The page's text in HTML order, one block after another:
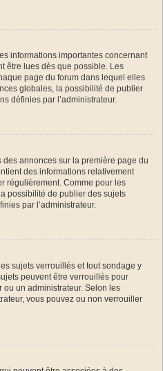
informations importantes concernant
être lues dès que possible. Les
page du forum dans lequel elles
globales, la possibilité de publier
définies par l’administrateur.
annonces sur la première page du
des informations relativement
régulièrement. Comme pour les
possibilité de publier des sujets
par l’administrateur.
sujets verrouillés et tout sondage y
peuvent être verrouillés pour
un administrateur. Selon les
vous pouvez ou non verrouiller